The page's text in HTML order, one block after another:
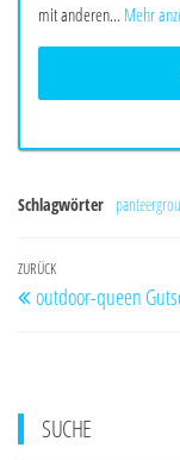
mit anderen... Mehr
Schlagwörter
Vorheriger
Beitrag
ZURÜCK
outdoor-queen
SUCHE